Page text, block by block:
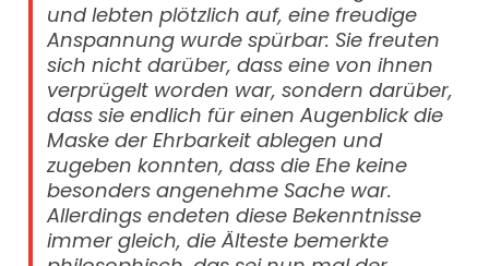
und lebten plötzlich auf, eine freudige
Anspannung wurde spürbar: Sie freuten
sich nicht darüber, dass eine von ihnen
verprügelt worden war, sondern darüber,
dass sie endlich für einen Augenblick die
Maske der Ehrbarkeit ablegen und
zugeben konnten, dass die Ehe keine
besonders angenehme Sache war.
Allerdings endeten diese Bekenntnisse
immer gleich, die Älteste bemerkte